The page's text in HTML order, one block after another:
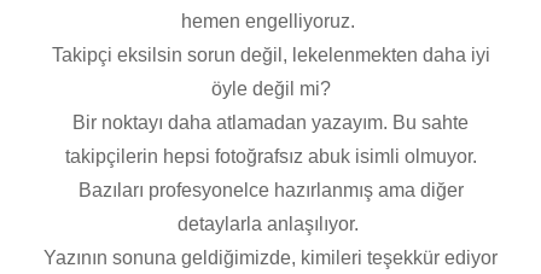
hemen engelliyoruz.
Takipçi eksilsin sorun değil, lekelenmekten daha iyi
öyle değil mi?
Bir noktayı daha atlamadan yazayım. Bu sahte
takipçilerin hepsi fotoğrafsız abuk isimli olmuyor.
Bazıları profesyonelce hazırlanmış ama diğer
detaylarla anlaşılıyor.
Yazının sonuna geldiğimizde, kimileri teşekkür ediyor